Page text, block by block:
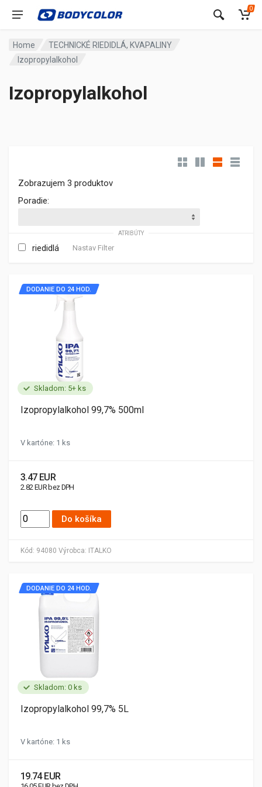
0
Home
TECHNICKÉ RIEDIDLÁ, KVAPALINY
Izopropylalkohol
Izopropylalkohol
Zobrazujem 3 produktov
Poradie:
ATRIBÚTY
riedidlá Nastav Filter
Skladom: 5+ ks
Kód: 94080 Výrobca: ITALKO
DODANIE DO 24 HOD.
Izopropylalkohol 99,7% 500ml
V kartóne: 1 ks
3.47 EUR
2.82 EUR bez DPH
Do košíka
Skladom: 0 ks
DODANIE DO 24 HOD.
Izopropylalkohol 99,7% 5L
V kartóne: 1 ks
19.74 EUR